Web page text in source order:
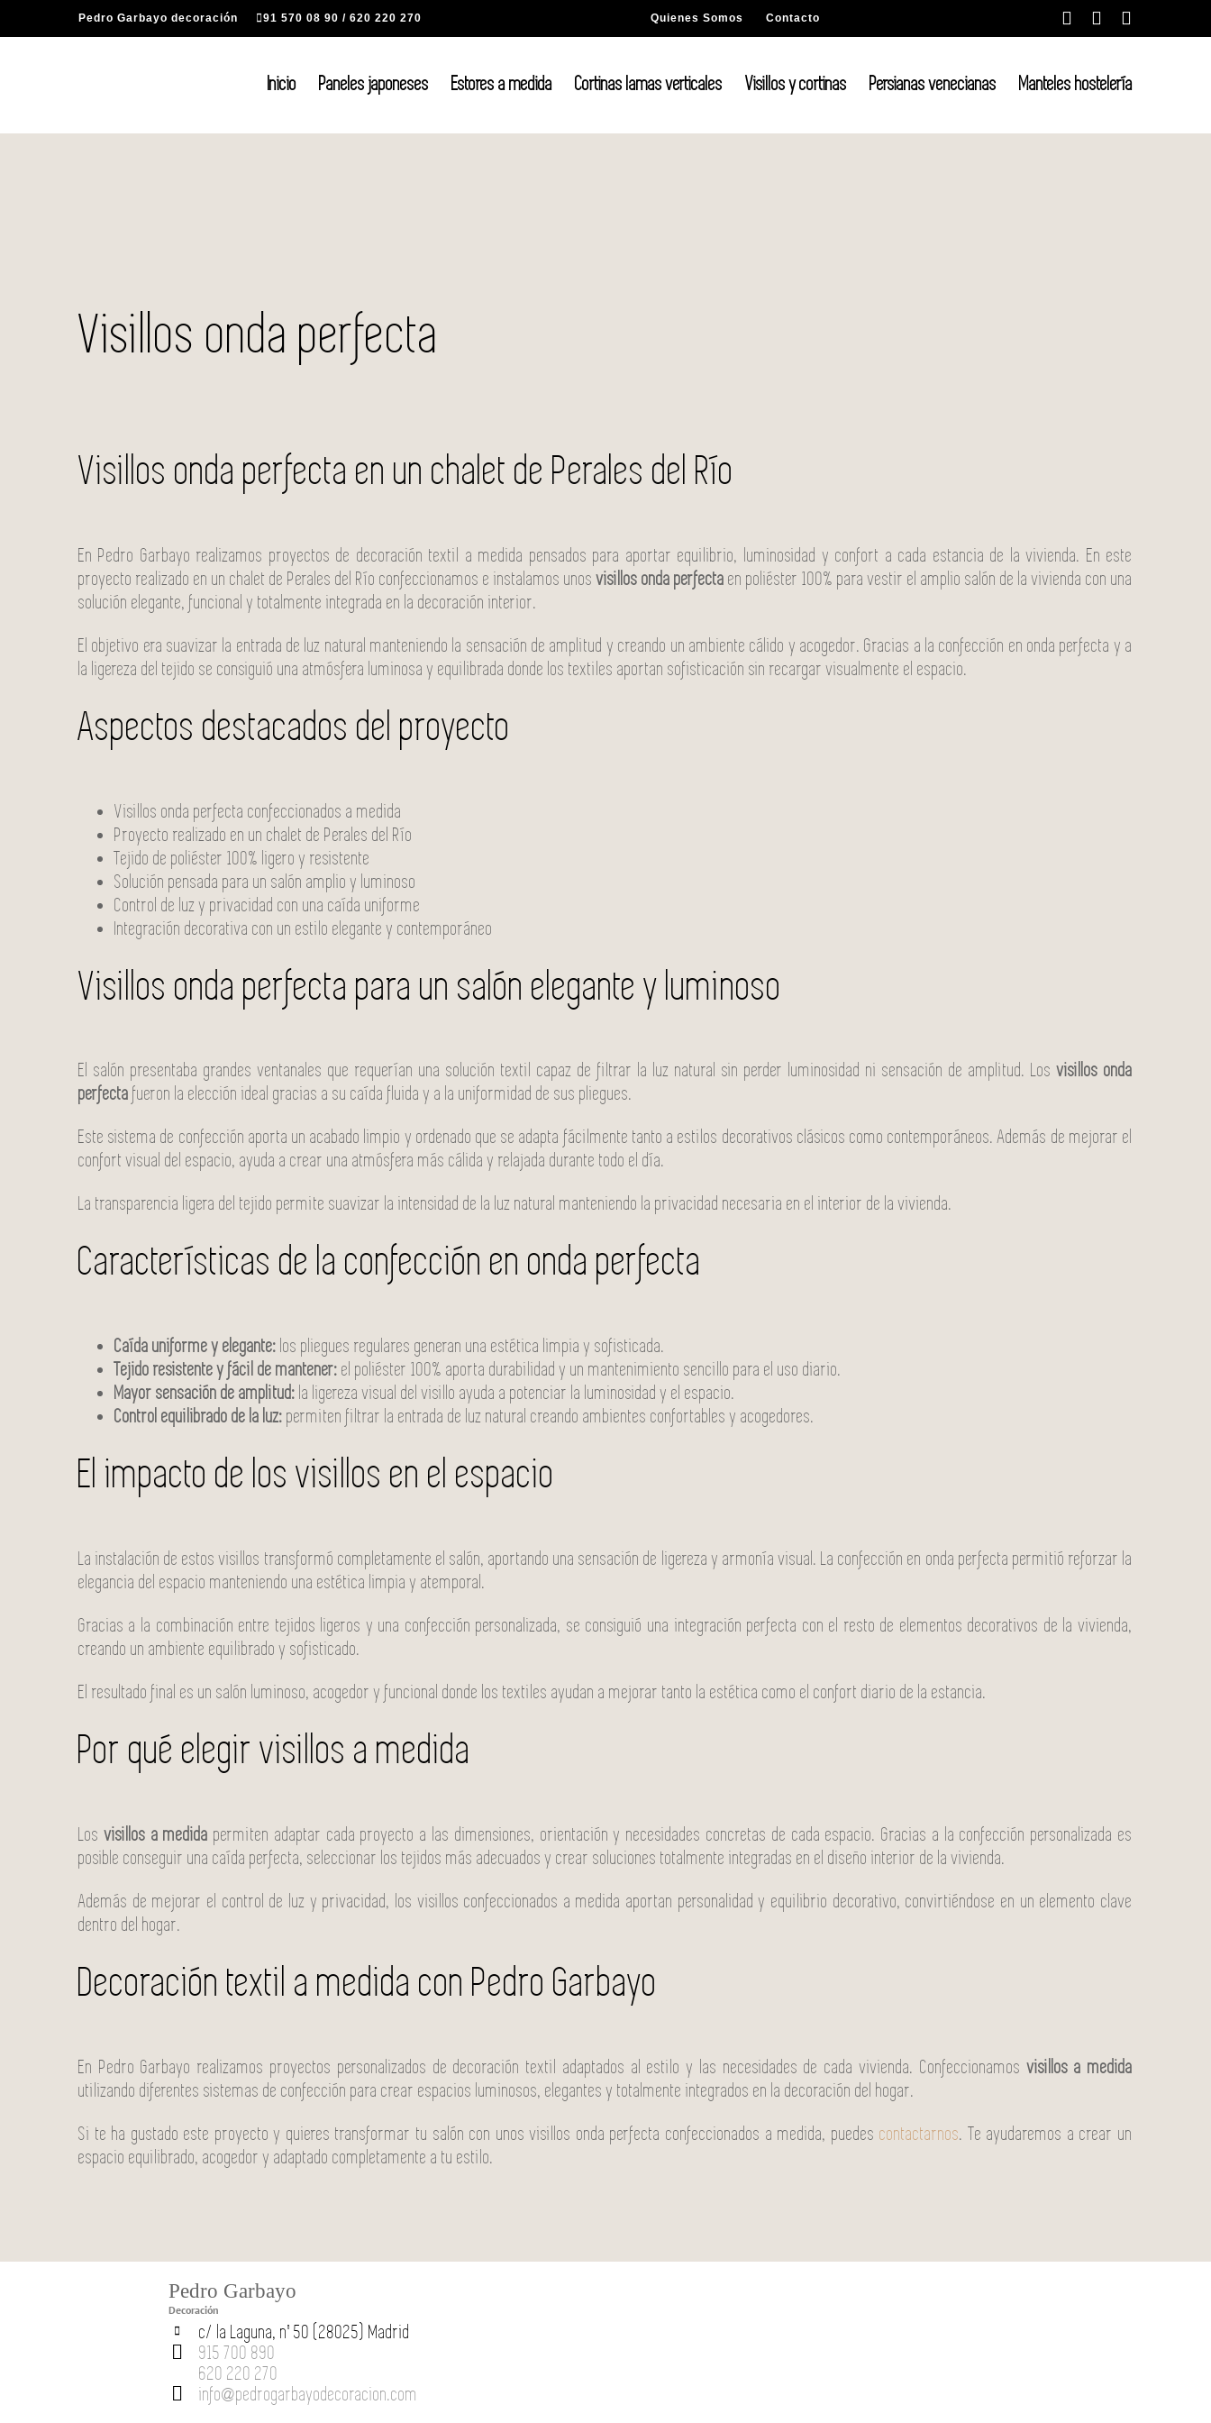
al
Pedro Garbayo decoración 91 570 08 90 / 620 220 270 Contacto
Quienes Somos FacebookInstagram
Inicio Paneles japoneses Estores a medida Cortinas lamas verticales Visillos y cortinas Persianas venecianas Manteles hostelería
Visillos onda perfecta
Visillos onda perfecta en un chalet de Perales del Río
En Pedro Garbayo realizamos proyectos de decoración textil a medida pensados para aportar equilibrio, luminosidad y confort a cada estancia de la vivienda. En este
proyecto realizado en un chalet de Perales del Río confeccionamos e instalamos unosvisillos onda perfecta en poliéster 100% para vestir el amplio salón de la vivienda con una
solución elegante, funcional y totalmente integrada en la decoración interior.
El objetivo era suavizar la entrada de luz natural manteniendo la sensación de amplitud y creando un ambiente cálido y acogedor. Gracias a la confección en onda perfecta y a
la ligereza del tejido se consiguió una atmósfera luminosa y equilibrada donde los textiles aportan sofisticación sin recargar visualmente el espacio.
Aspectos destacados del proyecto
Visillos onda perfecta confeccionados a medida
Proyecto realizado en un chalet de Perales del Río
Tejido de poliéster 100% ligero y resistente
Solución pensada para un salón amplio y luminoso
Control de luz y privacidad con una caída uniforme
Integración decorativa con un estilo elegante y contemporáneo
Visillos onda perfecta para un salón elegante y luminoso
El salón presentaba grandes ventanales que requerían una solución textil capaz de filtrar la luz natural sin perder luminosidad ni sensación de amplitud. Losvisillos onda
perfecta fueron la elección ideal gracias a su caída fluida y a la uniformidad de sus pliegues.
Este sistema de confección aporta un acabado limpio y ordenado que se adapta fácilmente tanto a estilos decorativos clásicos como contemporáneos. Además de mejorar el
confort visual del espacio, ayuda a crear una atmósfera más cálida y relajada durante todo el día.
La transparencia ligera del tejido permite suavizar la intensidad de la luz natural manteniendo la privacidad necesaria en el interior de la vivienda.
Características de la confección en onda perfecta
Caída uniforme y elegante: los pliegues regulares generan una estética limpia y sofisticada.
Tejido resistente y fácil de mantener: el poliéster 100% aporta durabilidad y un mantenimiento sencillo para el uso diario.
Mayor sensación de amplitud: la ligereza visual del visillo ayuda a potenciar la luminosidad y el espacio.
Control equilibrado de la luz: permiten filtrar la entrada de luz natural creando ambientes confortables y acogedores.
El impacto de los visillos en el espacio
La instalación de estos visillos transformó completamente el salón, aportando una sensación de ligereza y armonía visual. La confección en onda perfecta permitió reforzar la
elegancia del espacio manteniendo una estética limpia y atemporal.
Gracias a la combinación entre tejidos ligeros y una confección personalizada, se consiguió una integración perfecta con el resto de elementos decorativos de la vivienda,
creando un ambiente equilibrado y sofisticado.
El resultado final es un salón luminoso, acogedor y funcional donde los textiles ayudan a mejorar tanto la estética como el confort diario de la estancia.
Por qué elegir visillos a medida
Losvisillos a medida permiten adaptar cada proyecto a las dimensiones, orientación y necesidades concretas de cada espacio. Gracias a la confección personalizada es
posible conseguir una caída perfecta, seleccionar los tejidos más adecuados y crear soluciones totalmente integradas en el diseño interior de la vivienda.
Además de mejorar el control de luz y privacidad, los visillos confeccionados a medida aportan personalidad y equilibrio decorativo, convirtiéndose en un elemento clave
dentro del hogar.
Decoración textil a medida con Pedro Garbayo
En Pedro Garbayo realizamos proyectos personalizados de decoración textil adaptados al estilo y las necesidades de cada vivienda. Confeccionamosvisillos a medida
utilizando diferentes sistemas de confección para crear espacios luminosos, elegantes y totalmente integrados en la decoración del hogar.
Si te ha gustado este proyecto y quieres transformar tu salón con unos visillos onda perfecta confeccionados a medida, puedescontactarnos. Te ayudaremos a crear un
espacio equilibrado, acogedor y adaptado completamente a tu estilo.
Pedro Garbayo
Decoración
c/ la Laguna, nº 50 (28025) Madrid
915 700 890
620 220 270
info@pedrogarbayodecoracion.com